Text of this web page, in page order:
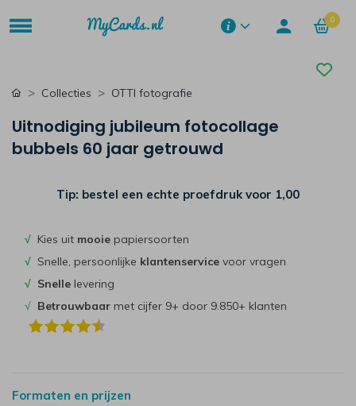
0
Collecties OTTI fotografie
Uitnodiging jubileum fotocollage
bubbels 60 jaar getrouwd
Tip: bestel een echte proefdruk voor 1,00
√ Kies uit mooie papiersoorten
√ Snelle, persoonlijke klantenservice voor vragen
√ Snelle levering
√ Betrouwbaar met cijfer 9+ door 9.850+ klanten
Formaten en prijzen